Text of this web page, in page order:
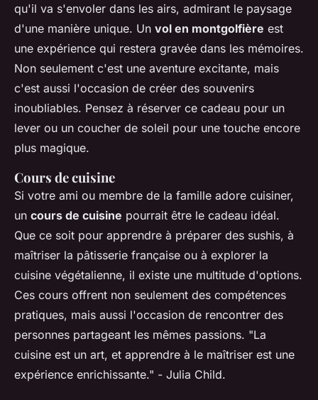
qu'il va s'envoler dans les airs, admirant le paysage
d'une manière unique. Un vol en montgolfière est
une expérience qui restera gravée dans les mémoires.
Non seulement c'est une aventure excitante, mais
c'est aussi l'occasion de créer des souvenirs
inoubliables. Pensez à réserver ce cadeau pour un
lever ou un coucher de soleil pour une touche encore
plus magique.
Cours de cuisine
Si votre ami ou membre de la famille adore cuisiner,
un cours de cuisine pourrait être le cadeau idéal.
Que ce soit pour apprendre à préparer des sushis, à
maîtriser la pâtisserie française ou à explorer la
cuisine végétalienne, il existe une multitude d'options.
Ces cours offrent non seulement des compétences
pratiques, mais aussi l'occasion de rencontrer des
personnes partageant les mêmes passions. "La
cuisine est un art, et apprendre à le maîtriser est une
expérience enrichissante." - Julia Child.